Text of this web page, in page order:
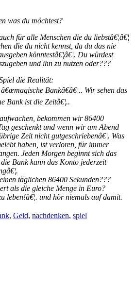
was du möchtest?
für alle Menschen die du liebstâ€¦â€¦
die du nicht kennst, da du das nie
könntestâ€¦â€¦. Du würdest
und ihn zu nutzen oder???
die Realität:
Bankâ€â€¦.. Wir sehen das
Bank ist die Zeitâ€¦..
bekommen wir 86400
geschenkt und wenn wir am Abend
Zeit nicht gutgeschriebenâ€¦. Was
haben, ist verloren, für immer
Jeden Morgen beginnt sich das
Bank kann das Konto jederzeit
täglichen 86400 Sekunden???
als die gleiche Menge in Euro?
leben!â€¦. und hör niemals auf damit.
, Geld, nachdenken, spiel